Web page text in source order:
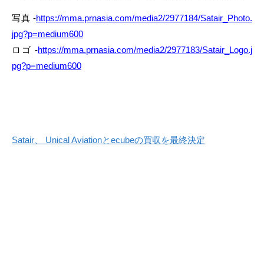
写真 -https://mma.prnasia.com/media2/2977184/Satair_Photo.
jpg?p=medium600
ロゴ -https://mma.prnasia.com/media2/2977183/Satair_Logo.j
pg?p=medium600
Satair、 Unical Aviationとecubeの買収を最終決定